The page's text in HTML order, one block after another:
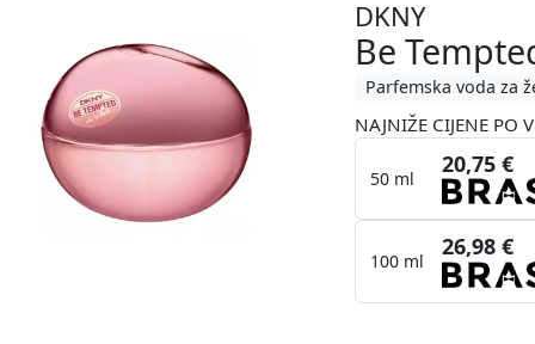
DKNY
Be
Parfemska voda za
NAJNIŽE CIJENE PO
50 ml
20,75 €
100 ml
26,98 €